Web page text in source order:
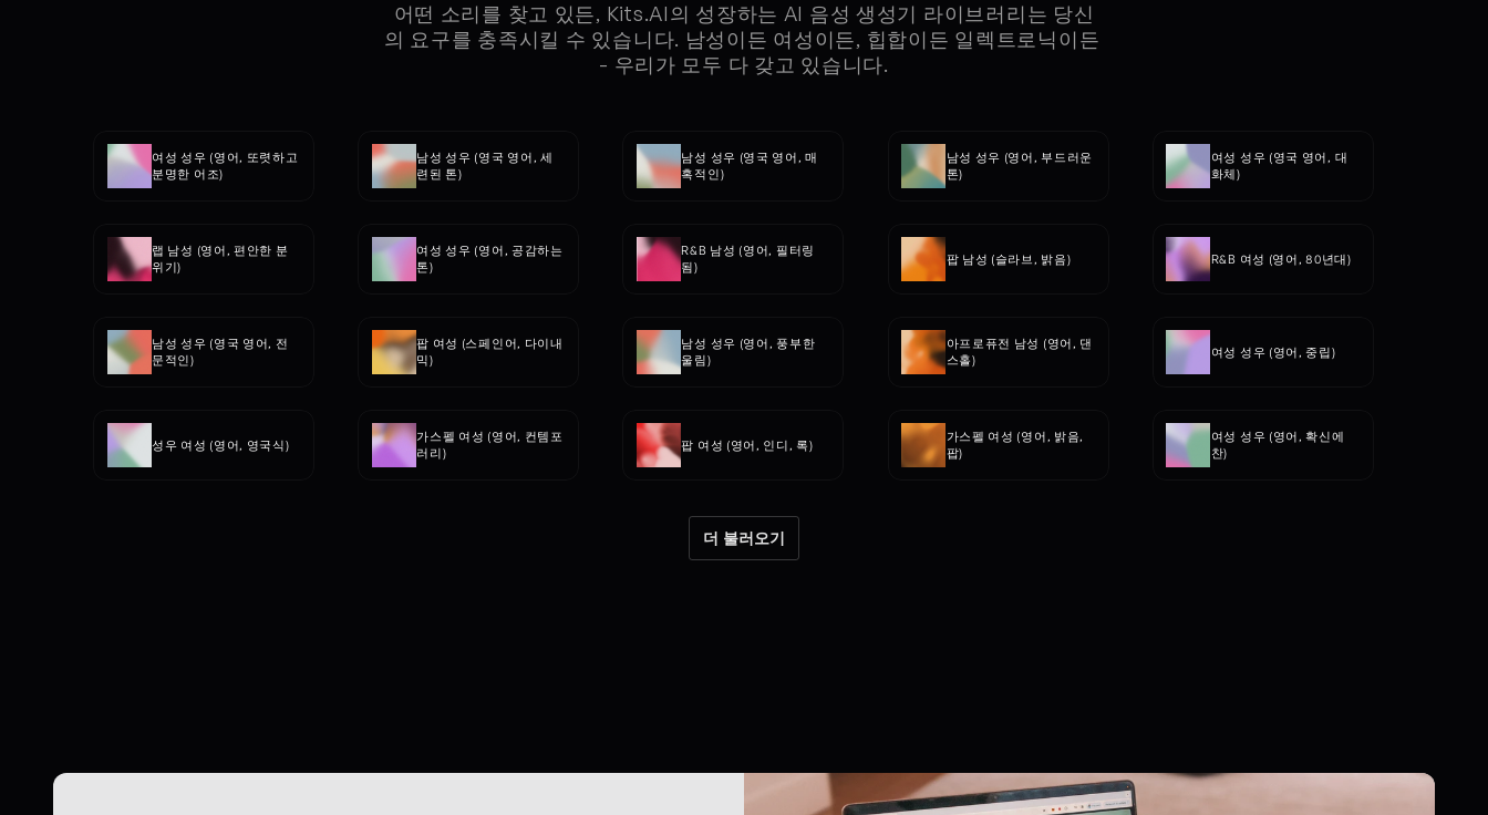
어떤 소리를 찾고 있든, Kits.AI의 성장하는 AI 음성 생성기 라이브러리는 당신
의 요구를 충족시킬 수 있습니다. 남성이든 여성이든, 힙합이든 일렉트로닉이든
- 우리가 모두 다 갖고 있습니다.
여성 성우 (영어, 또렷하고
분명한 어조)
남성 성우 (영국 영어, 세
련된 톤)
남성 성우 (영국 영어, 매
혹적인)
남성 성우 (영어, 부드러운
톤)
여성 성우 (영국 영어, 대
화체)
랩 남성 (영어, 편안한 분
위기)
여성 성우 (영어, 공감하는
톤)
R&B 남성 (영어, 필터링
됨)
팝 남성 (슬라브, 밝음) R&B 여성 (영어, 80년대)
남성 성우 (영국 영어, 전
문적인)
팝 여성 (스페인어, 다이내
믹)
남성 성우 (영어, 풍부한
울림)
아프로퓨전 남성 (영어, 댄
스홀)
여성 성우 (영어, 중립)
성우 여성 (영어, 영국식)
가스펠 여성 (영어, 컨템포
러리)
팝 여성 (영어, 인디, 록)
가스펠 여성 (영어, 밝음,
팝)
여성 성우 (영어, 확신에
찬)
더 불러오기